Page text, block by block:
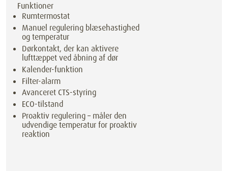
Funktioner
Rumtermostat
Manuel regulering blæsehastighed
og temperatur
Dørkontakt, der kan aktivere
lufttæppet ved åbning af dør
Kalender-funktion
Filter-alarm
Avanceret CTS-styring
ECO-tilstand
Proaktiv regulering – måler den
udvendige temperatur for proaktiv
reaktion